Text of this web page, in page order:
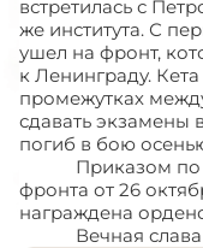
встретилась с
же института. С
ушел на фронт,
к Ленинграду.
промежутках
сдавать экзамены
погиб в бою
Приказом по
фронта от 26
награждена
Вечная